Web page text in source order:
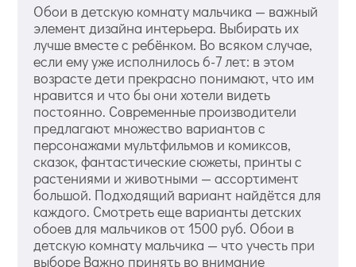
Обои в детскую комнату мальчика — важный
элемент дизайна интерьера. Выбирать их
лучше вместе с ребёнком. Во всяком случае,
если ему уже исполнилось 6-7 лет: в этом
возрасте дети прекрасно понимают, что им
нравится и что бы они хотели видеть
постоянно. Современные производители
предлагают множество вариантов с
персонажами мультфильмов и комиксов,
сказок, фантастические сюжеты, принты с
растениями и животными — ассортимент
большой. Подходящий вариант найдётся для
каждого. Смотреть еще варианты детских
обоев для мальчиков от 1500 руб. Обои в
детскую комнату мальчика — что учесть при
выборе Важно принять во внимание